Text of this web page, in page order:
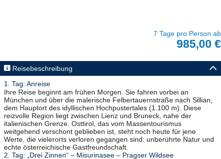
7 Tage pro Person ab
985,00 €
Reisebeschreibung
1. Tag: Anreise
Ihre Reise beginnt am frühen Morgen. Sie fahren vorbei an
München und über die malerische Felbertauernstraße nach Sillian,
dem Hauptort des idyllischen Hochpustertales (1.100 m). Diese
reizvolle Region liegt zwischen Lienz und Bruneck, nahe der
italienischen Grenze. Osttirol, das vom Massentourismus
weitgehend verschont geblieben ist, steht noch heute für jene
Werte, die vielerorts verloren gegangen sind: unberührte Natur und
echte österreichische Gastfreundschaft.
2. Tag: „Drei Zinnen“ – Misurinasee – Pragser Wildsee